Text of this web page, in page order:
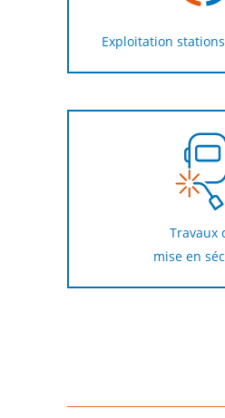
Exploitation
Travaux
mise en